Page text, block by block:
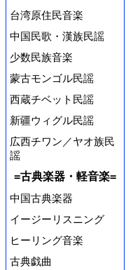
台湾原住民音楽
中国民歌・漢族民謡
少数民族音楽
蒙古モンゴル民謡
西蔵チベット民謡
新疆ウィグル民謡
広西チワン／ヤオ族民
謡
=古典楽器・軽音楽=
中国古典楽器
イージーリスニング
ヒーリング音楽
古典戯曲